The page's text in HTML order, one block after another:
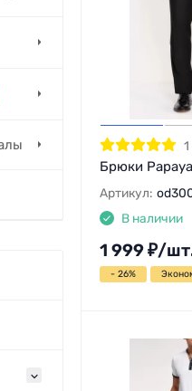
1
Брюки Papaya
Артикул:
В наличии
1 999₽/
- 26%